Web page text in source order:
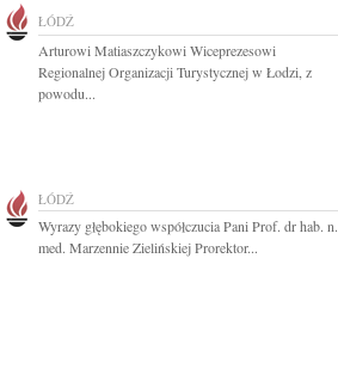
ŁÓDŹ
Arturowi Matiaszczykowi Wiceprezesowi
Regionalnej Organizacji Turystycznej w Łodzi, z
powodu...
ŁÓDŹ
Wyrazy głębokiego współczucia Pani Prof. dr hab. n.
med. Marzennie Zielińskiej Prorektor...